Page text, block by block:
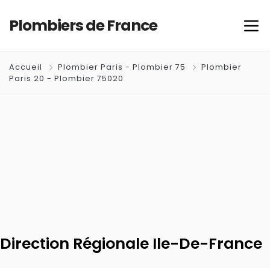
Plombiers de France
Accueil Plombier Paris - Plombier 75
Plombier
Paris 20 - Plombier 75020
Direction Régionale Ile-De-France